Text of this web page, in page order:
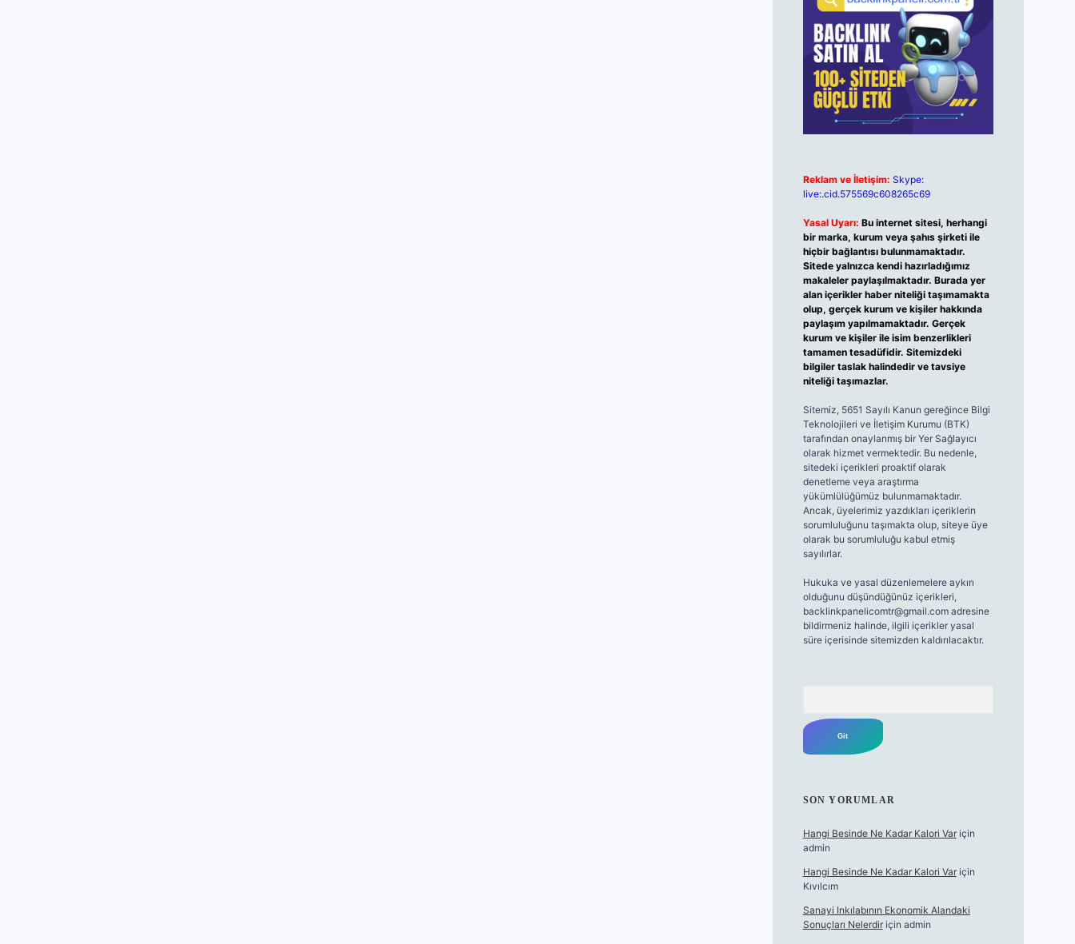
Reklam ve İletişim: Skype:
live:.cid.575569c608265c69
Yasal Uyarı: Bu internet sitesi, herhangi
bir marka, kurum veya şahıs şirketi ile
hiçbir bağlantısı bulunmamaktadır.
Sitede yalnızca kendi hazırladığımız
makaleler paylaşılmaktadır. Burada yer
alan içerikler haber niteliği taşımamakta
olup, gerçek kurum ve kişiler hakkında
paylaşım yapılmamaktadır. Gerçek
kurum ve kişiler ile isim benzerlikleri
tamamen tesadüfidir. Sitemizdeki
bilgiler taslak halindedir ve tavsiye
niteliği taşımazlar.
Sitemiz, 5651 Sayılı Kanun gereğince Bilgi
Teknolojileri ve İletişim Kurumu (BTK)
tarafından onaylanmış bir Yer Sağlayıcı
olarak hizmet vermektedir. Bu nedenle,
sitedeki içerikleri proaktif olarak
denetleme veya araştırma
yükümlülüğümüz bulunmamaktadır.
Ancak, üyelerimiz yazdıkları içeriklerin
sorumluluğunu taşımakta olup, siteye üye
olarak bu sorumluluğu kabul etmiş
sayılırlar.
Hukuka ve yasal düzenlemelere aykırı
olduğunu düşündüğünüz içerikleri,
backlinkpanelicomtr@gmail.comadresine
bildirmeniz halinde, ilgili içerikler yasal
süre içerisinde sitemizden kaldırılacaktır.
SON YORUMLAR
Hangi Besinde Ne Kadar Kalori Variçin
admin
Hangi Besinde Ne Kadar Kalori Variçin
Kıvılcım
Sanayi Inkılabının Ekonomik Alandaki
Sonuçları Nelerdiriçin admin